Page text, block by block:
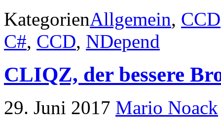
KategorienAllgemein, CCD
C#, CCD, NDepend
CLIQZ, der bessere
29. Juni 2017 Mario Noack